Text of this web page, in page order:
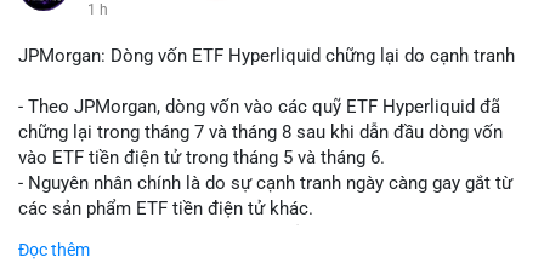
1 h
JPMorgan: Dòng vốn ETF Hyperliquid chững lại do cạnh tranh
- Theo JPMorgan, dòng vốn vào các quỹ ETF Hyperliquid đã
chững lại trong tháng 7 và tháng 8 sau khi dẫn đầu dòng vốn
vào ETF tiền điện tử trong tháng 5 và tháng 6.
- Nguyên nhân chính là do sự cạnh tranh ngày càng gay gắt từ
các sản phẩm ETF tiền điện tử khác.
Đọc thêm